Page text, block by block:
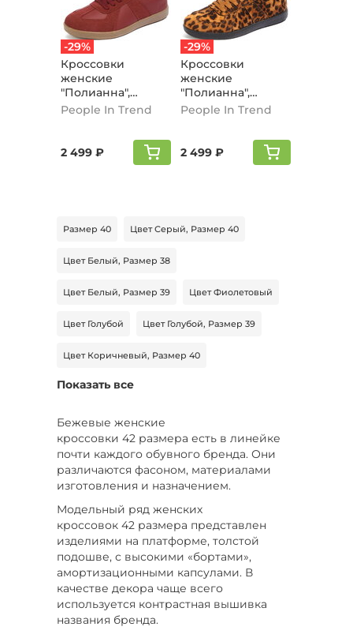
-29%
Кроссовки
женские
"Полианна",
бордовый
People In Trend
2 499 ₽
-29%
Кроссовки
женские
"Полианна",
леопард
People In Trend
2 499 ₽
Размер 40 Цвет Серый, Размер 40
Цвет Белый, Размер 38
Цвет Белый, Размер 39 Цвет Фиолетовый
Цвет Голубой Цвет Голубой, Размер 39
Цвет Коричневый, Размер 40
Цвет Коричневый, Размер 41
Цвет Коричневый, Размер 39
Цвет Розовый, Размер 40
Цвет Розовый, Размер 42
Цвет Синий, Размер 40
Цвет Бордовый, Размер 38
Цвет Мультиколор, Размер 38 Бренд Almi
Бренд COVANI Бренд El'Rosso
Показать все
Бежевые женские
кроссовки 42 размера есть в линейке
почти каждого обувного бренда. Они
различаются фасоном, материалами
изготовления и назначением.
Модельный ряд женских
кроссовок 42 размера представлен
изделиями на платформе, толстой
подошве, с высокими «бортами»,
амортизационными капсулами. В
качестве декора чаще всего
используется контрастная вышивка
названия бренда.